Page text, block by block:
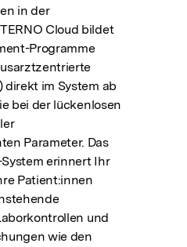
in der
Cloud bildet
Programme
direkt im System ab
bei der lückenlosen
Parameter. Das
erinnert Ihr
Patient:innen
und
wie den